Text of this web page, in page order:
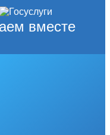
вместе